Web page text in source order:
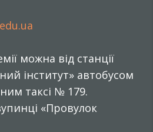
можна від станції
інститут» автобусом
таксі № 179.
«Провулок